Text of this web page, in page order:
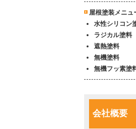
屋根塗装メニュ
水性シリコン
ラジカル塗料
遮熱塗料
無機塗料
無機フッ素塗
会社概要